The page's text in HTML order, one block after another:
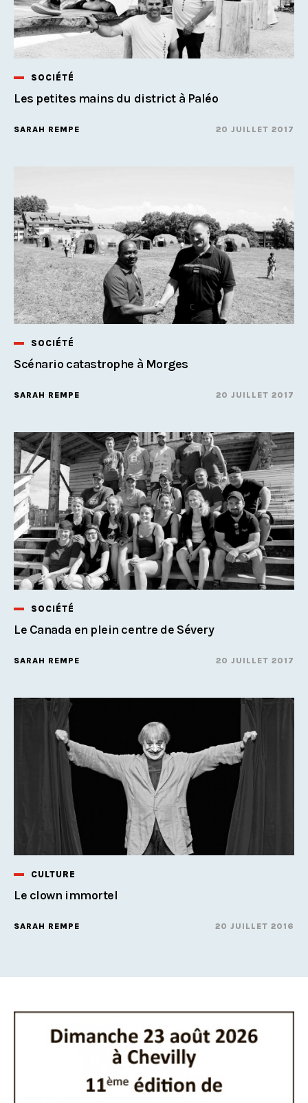
SOCIÉTÉ
Les petites mains du district à Paléo
SARAH REMPE 20 JUILLET 2017
SOCIÉTÉ
Scénario catastrophe à Morges
SARAH REMPE 20 JUILLET 2017
SOCIÉTÉ
Le Canada en plein centre de Sévery
SARAH REMPE 20 JUILLET 2017
CULTURE
Le clown immortel
SARAH REMPE 20 JUILLET 2016